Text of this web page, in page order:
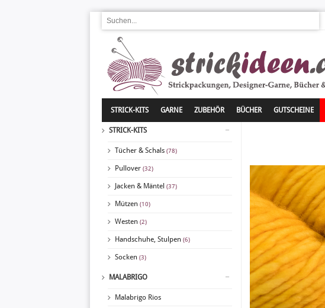
STRICK-KITS GARNE ZUBEHÖR BÜCHER GUTSCHEINE
STRICK-KITS
Tücher & Schals (78)
Pullover (32)
Jacken & Mäntel (37)
Mützen (10)
Westen (2)
Handschuhe, Stulpen (6)
Socken (3)
MALABRIGO
Malabrigo Rios